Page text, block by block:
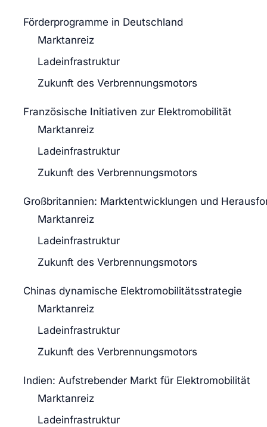
Förderprogramme in Deutschland
Marktanreiz
Ladeinfrastruktur
Zukunft des Verbrennungsmotors
Französische Initiativen zur Elektromobilität
Marktanreiz
Ladeinfrastruktur
Zukunft des Verbrennungsmotors
Großbritannien: Marktentwicklungen und
Marktanreiz
Ladeinfrastruktur
Zukunft des Verbrennungsmotors
Chinas dynamische Elektromobilitätsstrategie
Marktanreiz
Ladeinfrastruktur
Zukunft des Verbrennungsmotors
Indien: Aufstrebender Markt für Elektromobilität
Marktanreiz
Ladeinfrastruktur